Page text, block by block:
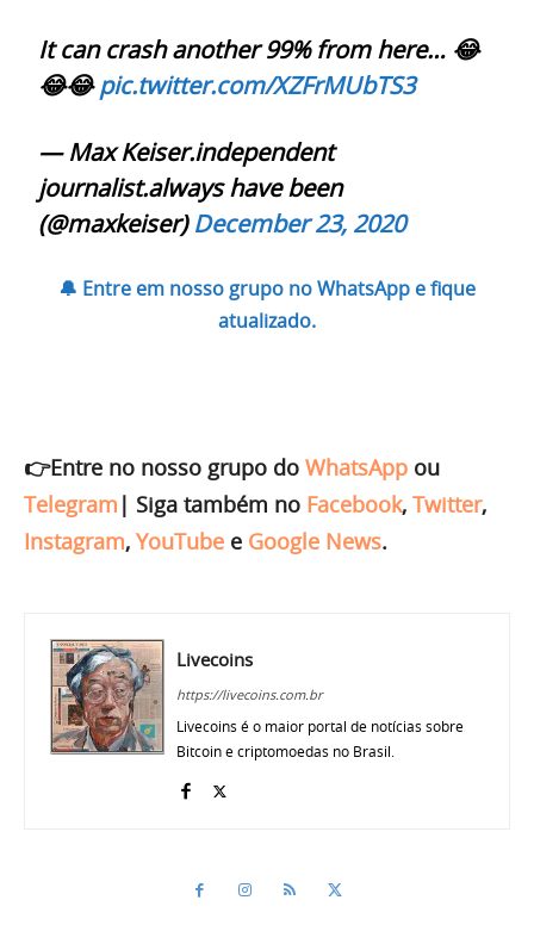
It can crash another 99% from here… 😂
😂😂pic.twitter.com/XZFrMUbTS3
— Max Keiser.independent
journalist.always have been
(@maxkeiser)December 23, 2020
🔔 Entre em nosso grupo no WhatsApp e fique
atualizado.
👉Entre no nosso grupo do WhatsApp ou
Telegram | Siga também no Facebook, Twitter,
Instagram, YouTube e Google News.
Livecoins
https://livecoins.com.br
Livecoins é o maior portal de notícias sobre
Bitcoin e criptomoedas no Brasil.